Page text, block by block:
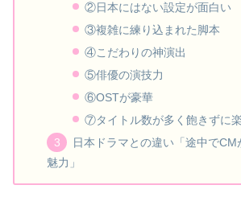
②日本にはない設定が面白い
③複雑に練り込まれた脚本
④こだわりの神演出
⑤俳優の演技力
⑥OSTが豪華
⑦タイトル数が多く飽きずに
日本ドラマとの違い「途中で
魅力」